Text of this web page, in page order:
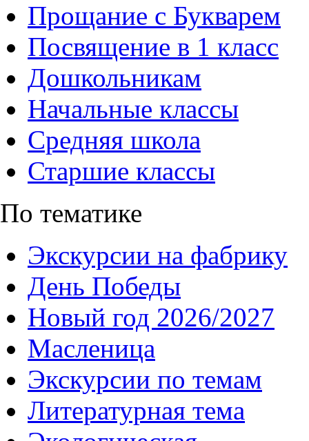
Прощание с Букварем
Посвящение в 1 класс
Дошкольникам
Начальные классы
Средняя школа
Старшие классы
По тематике
Экскурсии на фабрику
День Победы
Новый год 2026/2027
Масленица
Экскурсии по темам
Литературная тема